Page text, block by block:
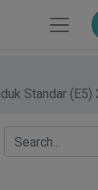
Standar (E5)